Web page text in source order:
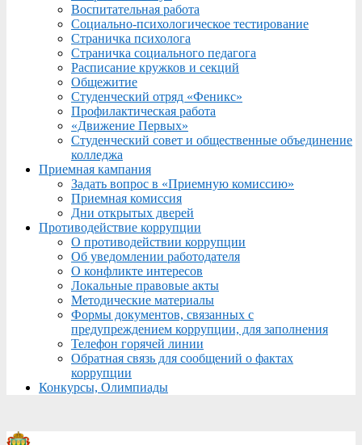
Воспитательная работа
Социально-психологическое тестирование
Страничка психолога
Страничка социального педагога
Расписание кружков и секций
Общежитие
Студенческий отряд «Феникс»
Профилактическая работа
«Движение Первых»
Студенческий совет и общественные объединение
колледжа
Приемная кампания
Задать вопрос в «Приемную комиссию»
Приемная комиссия
Дни открытых дверей
Противодействие коррупции
О противодействии коррупции
Об уведомлении работодателя
О конфликте интересов
Локальные правовые акты
Методические материалы
Формы документов, связанных с
предупреждением коррупции, для заполнения
Телефон горячей линии
Обратная связь для сообщений о фактах
коррупции
Конкурсы, Олимпиады